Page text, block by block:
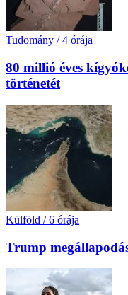
Tudomány / 4 órája
80 millió éves
történetét
Külföld / 6 órája
Trump